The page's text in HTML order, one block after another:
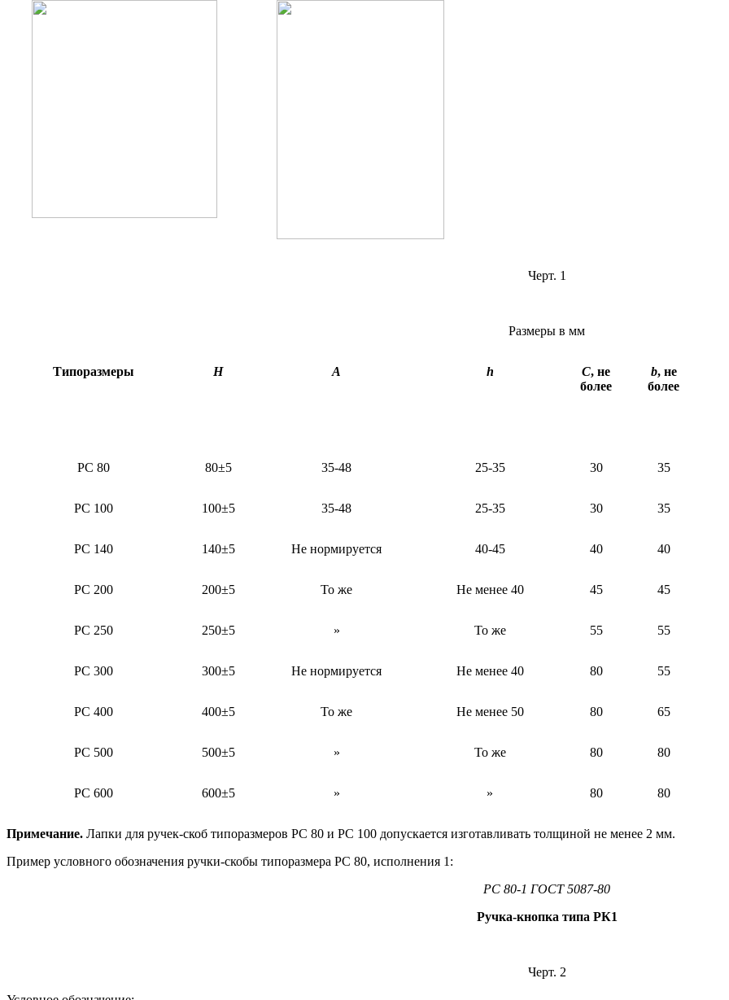
Черт. 1
Размеры в мм
Типоразмеры Н А h С, не
более
b, не
более
PC 80 80±5 35-48 25-35 30 35
PC 100 100±5 35-48 25-35 30 35
PC 140 140±5 Не нормируется 40-45 40 40
PC 200 200±5 То же Не менее 40 45 45
PC 250 250±5 » То же 55 55
PC 300 300±5 Не нормируется Не менее 40 80 55
PC 400 400±5 То же Не менее 50 80 65
PC 500 500±5 » То же 80 80
PC 600 600±5 » » 80 80
Примечание. Лапки для ручек-скоб типоразмеров PC 80 и PC 100 допускается изготавливать толщиной не менее 2 мм.
Пример условного обозначения ручки-скобы типоразмера PC 80, исполнения 1:
PC 80-1 ГОСТ 5087-80
Ручка-кнопка типа РК1
Черт. 2